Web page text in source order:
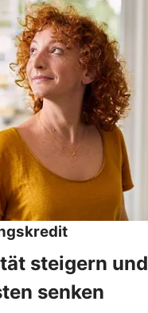
steigern und
senken